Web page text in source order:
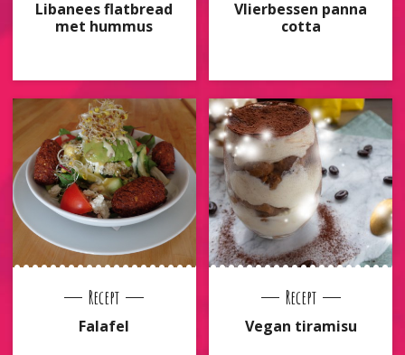
Libanees flatbread
met hummus
Vlierbessen panna
cotta
Recept
Falafel
Recept
Vegan tiramisu